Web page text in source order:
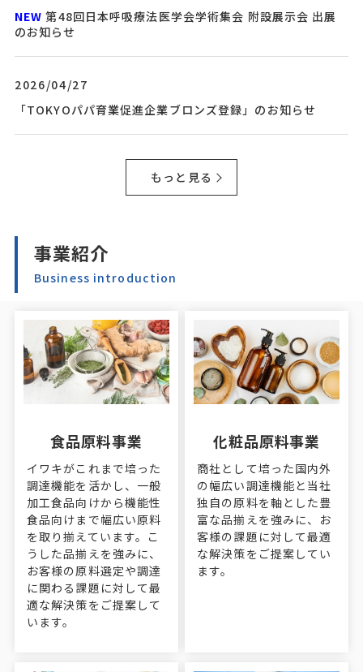
NEW 第48回日本呼吸療法医学会学術集会 附設展示会 出展
のお知らせ
2026/04/27
「TOKYOパパ育業促進企業ブロンズ登録」のお知らせ
もっと見る
事業紹介
Business introduction
食品原料事業
イワキがこれまで培った
調達機能を活かし、一般
加工食品向けから機能性
食品向けまで幅広い原料
を取り揃えています。こ
うした品揃えを強みに、
お客様の原料選定や調達
に関わる課題に対して最
適な解決策をご提案して
います。
化粧品原料事業
商社として培った国内外
の幅広い調達機能と当社
独自の原料を軸とした豊
富な品揃えを強みに、お
客様の課題に対して最適
な解決策をご提案してい
ます。